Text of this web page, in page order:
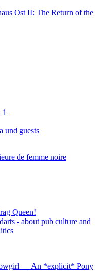
Ost II: The Return of the
und guests
de femme noire
Queen!
- about pub culture and
— An *explicit* Pony